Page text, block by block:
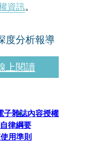
資訊。
度分析報導
上閱讀
子雜誌內容授權
律綱要
用準則